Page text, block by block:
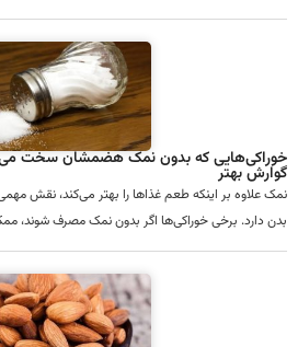
خوراکی‌هایی که بدون نمک هضمشان سخت
گوارش بهتر
نمک علاوه بر اینکه طعم غذاها را بهتر می‌کند، نقش
بدن دارد. برخی خوراکی‌ها اگر بدون نمک مصرف